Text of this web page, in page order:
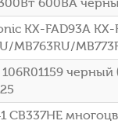
KX-FAD93A KX-
MB763RU/
черный
CB337HE